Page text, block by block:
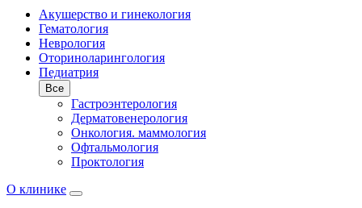
Акушерство и гинекология
Гематология
Неврология
Оториноларингология
Педиатрия
Все
Гастроэнтерология
Дерматовенерология
Онкология. маммология
Офтальмология
Проктология
О клинике